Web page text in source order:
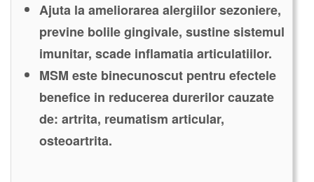
Ajuta la ameliorarea alergiilor sezoniere,
previne bolile gingivale, sustine sistemul
imunitar, scade inflamatia articulatiilor.
MSM este binecunoscut pentru efectele
benefice in reducerea durerilor cauzate
de: artrita, reumatism articular,
osteoartrita.